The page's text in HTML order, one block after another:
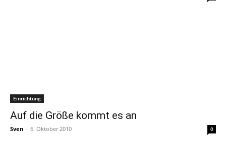
Einrichtung
Auf die Größe kommt es an
Sven - 6. Oktober 2010 0